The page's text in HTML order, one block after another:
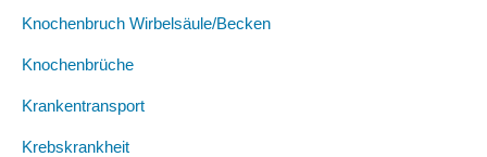
Knochenbruch Wirbelsäule/Becken
Knochenbrüche
Krankentransport
Krebskrankheit